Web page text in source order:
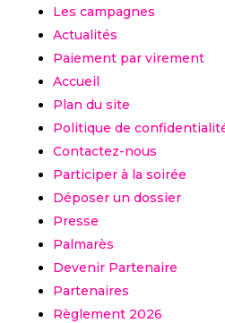
Les campagnes
Actualités
Paiement par virement
Accueil
Plan du site
Politique de
Contactez-nous
Participer à la soirée
Déposer un dossier
Presse
Palmarès
Devenir Partenaire
Partenaires
Règlement 2026